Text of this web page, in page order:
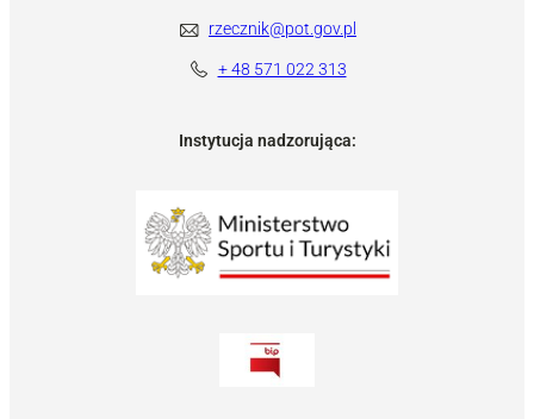
rzecznik@pot.gov.pl
+ 48 571 022 313
Instytucja nadzorująca: